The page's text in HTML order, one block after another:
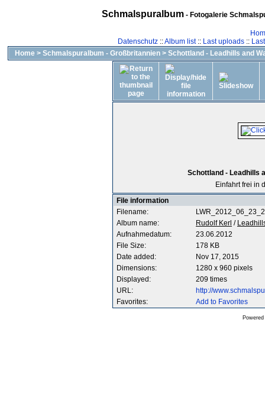
Schmalspuralbum- Fotogalerie
Datenschutz::Album list:: Last uploads::
Home > Schmalspuralbum - Großbritannien > Schottland - Leadhills and
Schottland - Leadhills
Einfahrt frei in
File information
Filename:
Album name:
Rudolf Kerl /
Aufnahmedatum:
23.06.2012
File Size:
178 KB
Date added:
Nov 17, 2015
Dimensions:
1280 x 960 pixels
Displayed:
209 times
URL:
http://
Favorites:
Add to Favorites